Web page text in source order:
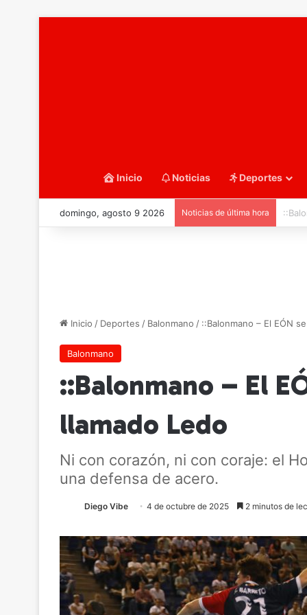
Inicio Noticias Deportes
domingo, agosto 9 2026 Noticias de última hora
Inicio / Deportes / Balonmano / ::Balonmano – El EÓN
Balonmano
::Balonmano – El
llamado Ledo
Ni con corazón, ni con coraje: el
una defensa de acero.
Diego Vibe 4 de octubre de 2025 2 minutos de